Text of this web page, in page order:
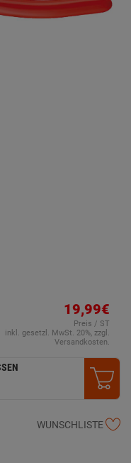
19,99€
Preis / ST
inkl. gesetzl. MwSt. 20%, zzgl.
Versandkosten.
WUNSCHLISTE